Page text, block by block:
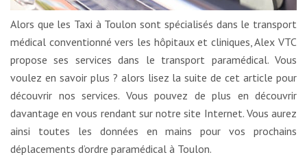
Alors que les Taxi à Toulon sont spécialisés dans le transport
médical conventionné vers les hôpitaux et cliniques, Alex VTC
propose ses services dans le transport paramédical. Vous
voulez en savoir plus ? alors lisez la suite de cet article pour
découvrir nos services. Vous pouvez de plus en découvrir
davantage en vous rendant sur notre site Internet. Vous aurez
ainsi toutes les données en mains pour vos prochains
déplacements d’ordre paramédical à Toulon.